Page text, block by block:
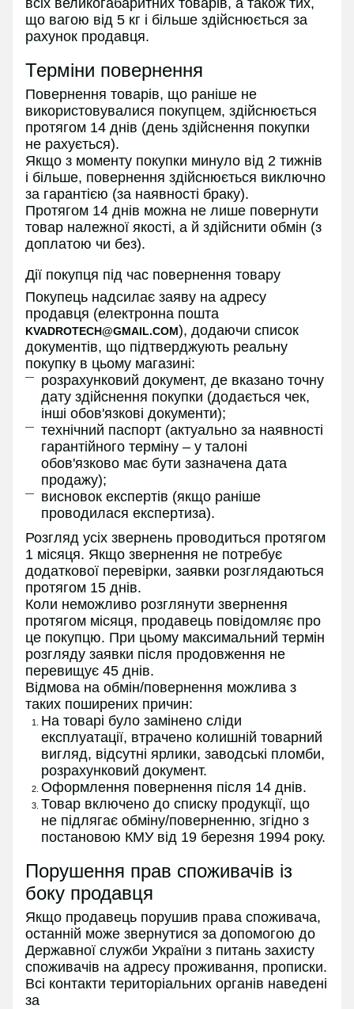
всіх великогабаритних товарів, а також тих,
що вагою від 5 кг і більше здійснюється за
рахунок продавця.
Терміни повернення
Повернення товарів, що раніше не
використовувалися покупцем, здійснюється
протягом 14 днів (день здійснення покупки
не рахується).
Якщо з моменту покупки минуло від 2 тижнів
і більше, повернення здійснюється виключно
за гарантією (за наявності браку).
Протягом 14 днів можна не лише повернути
товар належної якості, а й здійснити обмін (з
доплатою чи без).
Дії покупця під час повернення товару
Покупець надсилає заяву на адресу
продавця (електронна пошта
KVADROTECH@GMAIL.COM), додаючи список
документів, що підтверджують реальну
покупку в цьому магазині:
розрахунковий документ, де вказано точну
дату здійснення покупки (додається чек,
інші обов'язкові документи);
технічний паспорт (актуально за наявності
гарантійного терміну – у талоні
обов'язково має бути зазначена дата
продажу);
висновок експертів (якщо раніше
проводилася експертиза).
Розгляд усіх звернень проводиться протягом
1 місяця. Якщо звернення не потребує
додаткової перевірки, заявки розглядаються
протягом 15 днів.
Коли неможливо розглянути звернення
протягом місяця, продавець повідомляє про
це покупцю. При цьому максимальний термін
розгляду заявки після продовження не
перевищує 45 днів.
Відмова на обмін/повернення можлива з
таких поширених причин:
На товарі було замінено сліди
експлуатації, втрачено колишній товарний
вигляд, відсутні ярлики, заводські пломби,
розрахунковий документ.
Оформлення повернення після 14 днів.
Товар включено до списку продукції, що
не підлягає обміну/поверненню, згідно з
постановою КМУ від 19 березня 1994 року.
Порушення прав споживачів із
боку продавця
Якщо продавець порушив права споживача,
останній може звернутися за допомогою до
Державної служби України з питань захисту
споживачів на адресу проживання, прописки.
Всі контакти територіальних органів наведені
за